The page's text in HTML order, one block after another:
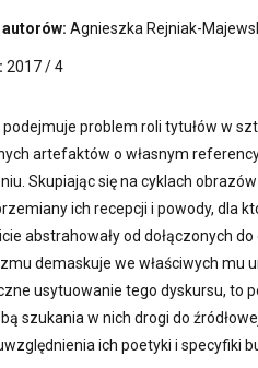
autorów: Agnieszka Rejniak-
2017 / 4
podejmuje problem roli tytułów w
artefaktów o własnym
Skupiając się na cyklach
ich recepcji i powody, dla
abstrahowały od dołączonych
demaskuje we właściwych mu
usytuowanie tego dyskursu, to
szukania w nich drogi do
ich poetyki i specyfiki